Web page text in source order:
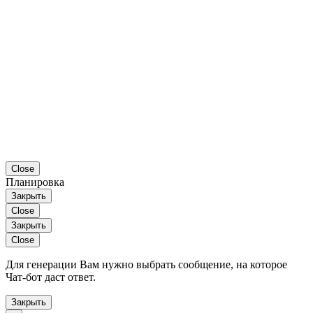
Close
Планировка
Закрыть
Close
Закрыть
Close
Для генерации Вам нужно выбрать сообщение, на которое
Чат-бот даст ответ.
Закрыть